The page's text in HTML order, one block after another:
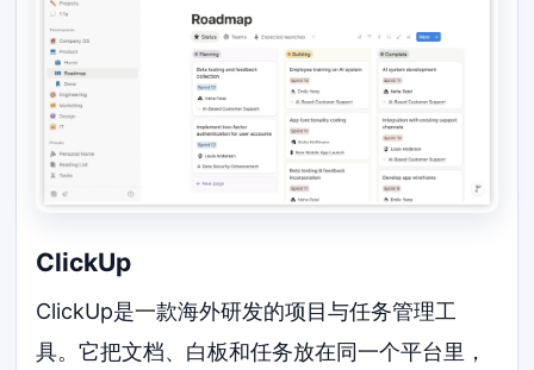
ClickUp
ClickUp是一款海外研发的项目与任务管理工
具。它把文档、白板和任务放在同一个平台里，